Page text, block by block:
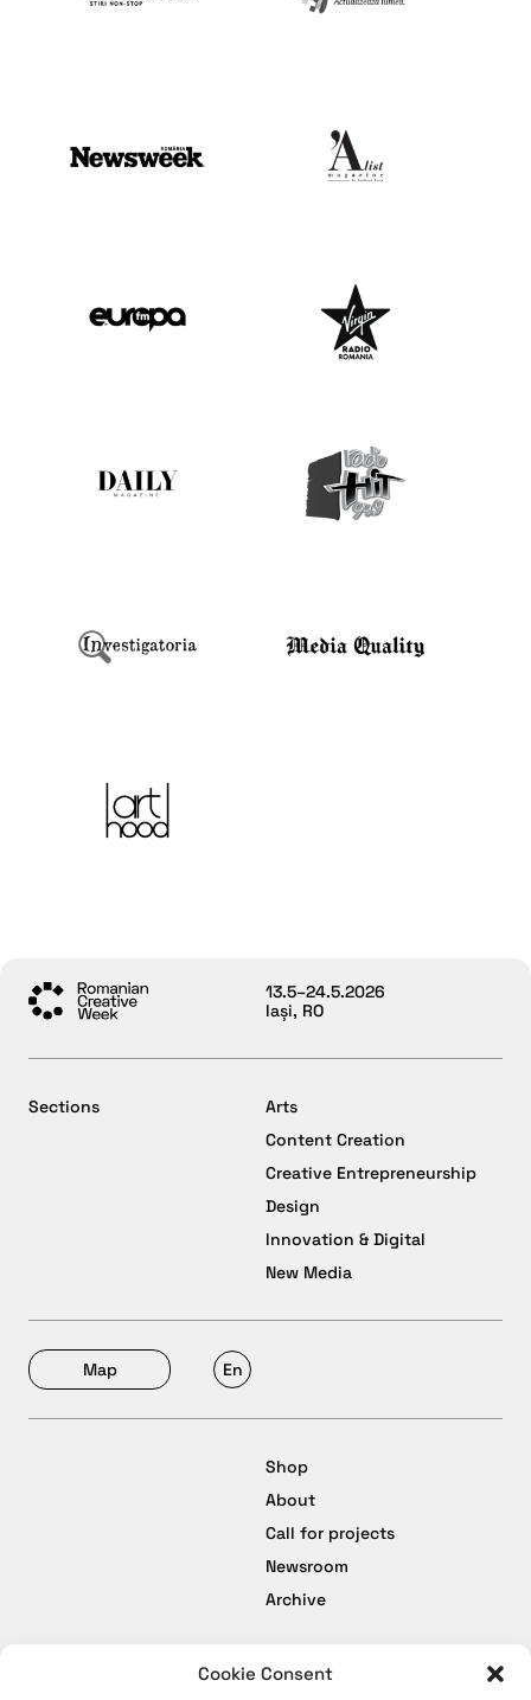
Cookie Consent
13.5–24.5.2026
Iași, RO
Sections
Arts
Content Creation
Creative Entrepreneurship
Design
Innovation & Digital
New Media
Shop
About
Call for projects
Newsroom
Archive
Map En